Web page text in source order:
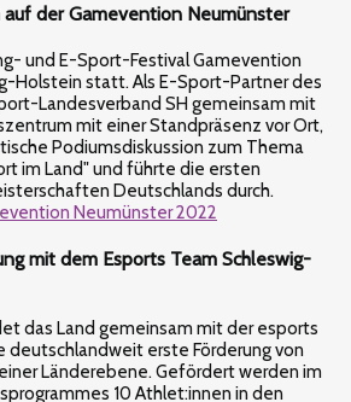
der Gamevention Neumünster
und E-Sport-Festival Gamevention
Holstein statt. Als E-Sport-Partner des
Landesverband SH gemeinsam mit
mit einer Standpräsenz vor Ort,
Podiumsdiskussion zum Thema
im Land" und führte die ersten
Deutschlands durch.
Neumünster 2022
mit dem Esports Team Schleswig-
das Land gemeinsam mit der esports
erste Förderung von
Länderebene. Gefördert werden im
10 Athlet:innen in den